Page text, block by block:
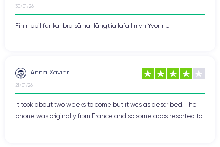
30/01/26
Fin mobil funkar bra så här långt iallafall mvh Yvonne
Anna Xavier
21/01/26
It took about two weeks to come but it was as described. The
phone was originally from France and so some apps resorted to